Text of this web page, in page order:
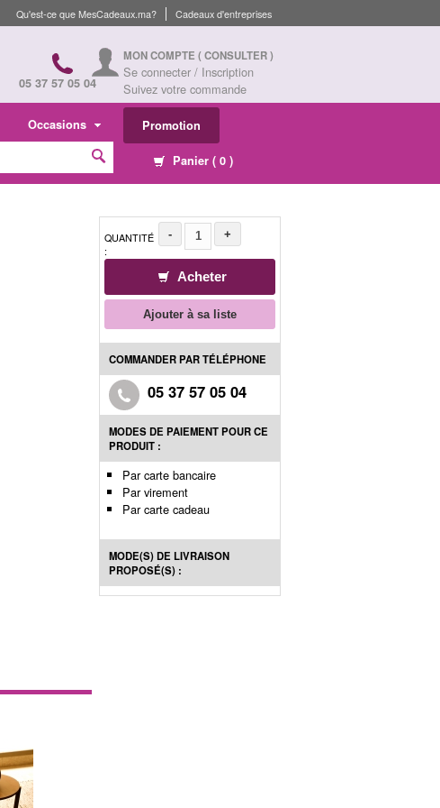
Cadeaux d'entreprises
Qu'est-ce que MesCadeaux.ma?
05 37 57 05 04
MON COMPTE ( CONSULTER )
Se connecter / Inscription
Suivez votre commande
Occasions Promotion
Panier ( 0 )
QUANTITÉ
:
- +
Acheter
Ajouter à sa liste
COMMANDER PAR TÉLÉPHONE
05 37 57 05 04
MODES DE PAIEMENT POUR CE
PRODUIT :
Par carte bancaire
Par virement
Par carte cadeau
MODE(S) DE LIVRAISON
PROPOSÉ(S) :